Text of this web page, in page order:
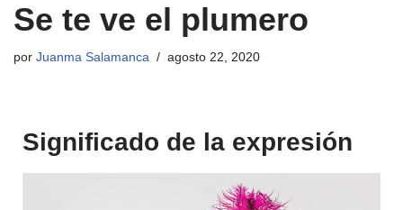
Se te ve el plumero
por Juanma Salamanca agosto 22, 2020
Significado de la expresión